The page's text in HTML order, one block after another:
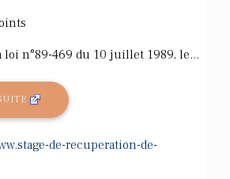
n°89-469 du 10 juillet 1989, le...
de-recuperation-de-